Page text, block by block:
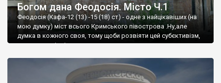
Богом дана Феодосія. Місто Ч.1
Феодосія (Кафа-12 (13) -15 (18) ст) - одне з найцікавіших (на
мою думку) міст всього Кримського півострова .Ну,але
думка в кожного своя, тому щоби розвіяти цей субєктивізм,
запрошую відвідати це